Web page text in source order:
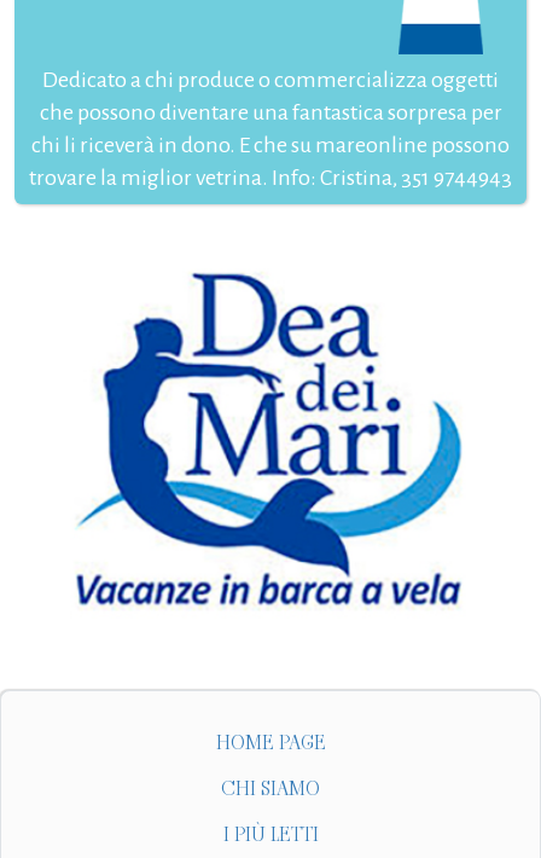
Dedicato a chi produce o commercializza oggetti
che possono diventare una fantastica sorpresa per
chi li riceverà in dono. E che su mareonline possono
trovare la miglior vetrina. Info: Cristina, 351 9744943
HOME PAGE
CHI SIAMO
I PIÙ LETTI